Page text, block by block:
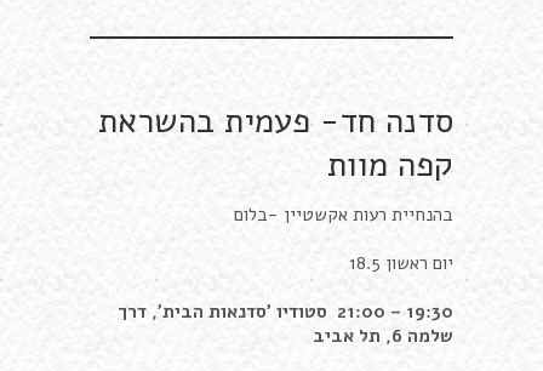
סדנה חד- פעמית בהשראת
קפה מוות
בהנחיית רעות אקשטיין -בלום
יום ראשון 18.5
19:30 – 21:00 סטודיו 'סדנאות הבית', דרך
שלמה 6, תל אביב